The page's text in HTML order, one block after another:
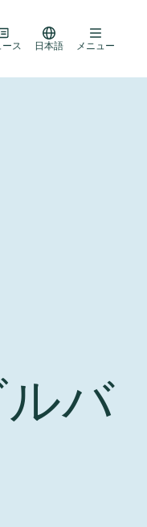
ース
to Art. 53
日本語 メニュー
バ